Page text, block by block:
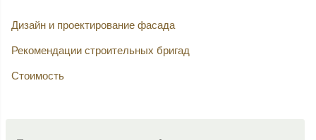
Дизайн и проектирование фасада
Рекомендации строительных бригад
Стоимость